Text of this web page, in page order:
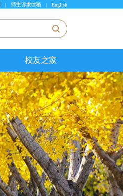
| 师生诉求信箱 | English
校友之家